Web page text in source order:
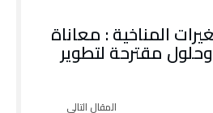
المناخية : معاناة
مقترحة لتطوير